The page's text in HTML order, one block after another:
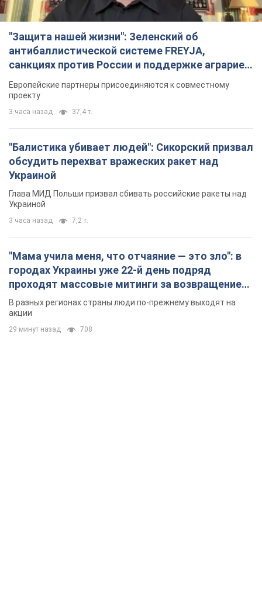
"Защита нашей жизни": Зеленский об
антибаллистической системе FREYJA,
санкциях против России и поддержке аграриев.
Видео
Европейские партнеры присоединяются к совместному
проекту
3 часа назад 37,4 т.
"Балистика убивает людей": Сикорский призвал
обсудить перехват вражеских ракет над
Украиной
Глава МИД Польши призвал сбивать российские ракеты над
Украиной
3 часа назад 7,2 т.
"Мама учила меня, что отчаяние — это зло": в
городах Украины уже 22-й день подряд
проходят массовые митинги за возвращение
Федорова. Фото и видео
В разных регионах страны люди по-прежнему выходят на
акции
29 минут назад 708